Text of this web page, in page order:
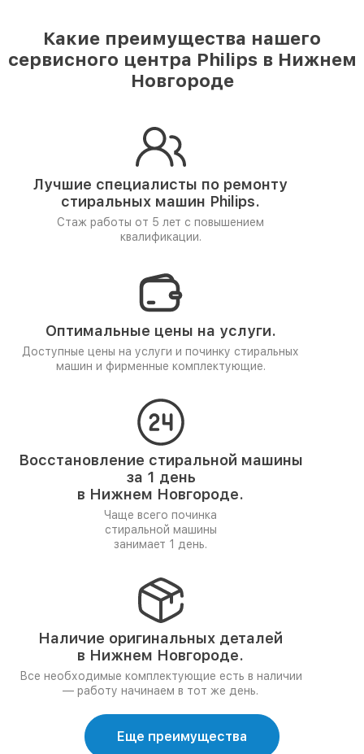
Какие преимущества нашего
сервисного центра Philips в Нижнем
Новгороде
Лучшие специалисты по ремонту
стиральных машин Philips.
Стаж работы от 5 лет с повышением
квалификации.
Оптимальные цены на услуги.
Доступные цены на услуги и починку стиральных
машин и фирменные комплектующие.
Восстановление стиральной машины
за 1 день
в Нижнем Новгороде.
Чаще всего починка
стиральной машины
занимает 1 день.
Наличие оригинальных деталей
в Нижнем Новгороде.
Все необходимые комплектующие есть в наличии
— работу начинаем в тот же день.
Еще преимущества